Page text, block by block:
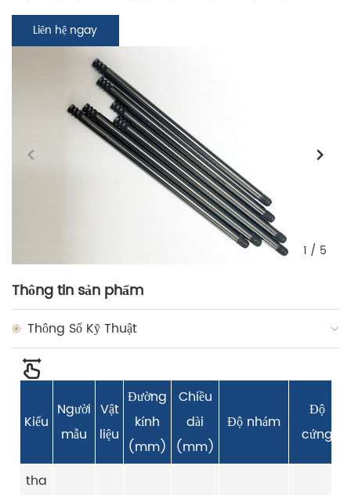
Liên hệ ngay
1 / 5
Thông tin sản phẩm
Thông Số Kỹ Thuật
Kiểu
Người
mẫu
Vật
liệu
Đường
kính
(mm)
Chiều
dài
(mm)
Độ nhám
Độ
cứng
tha